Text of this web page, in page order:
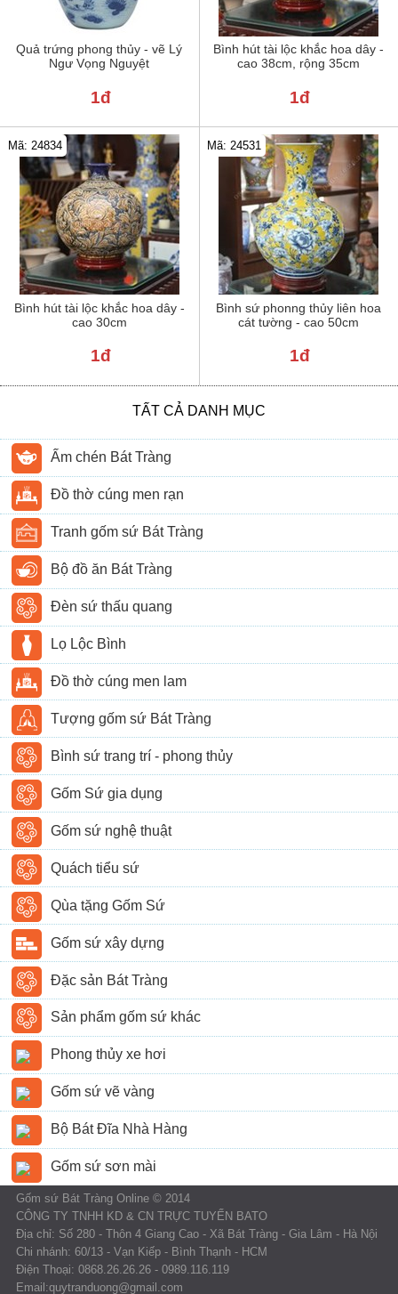
Quả trứng phong thủy - vẽ Lý
Ngư Vọng Nguyệt
1đ
Bình hút tài lộc khắc hoa dây -
cao 38cm, rộng 35cm
1đ
Bình hút tài lộc khắc hoa dây -
cao 30cm
Mã: 24834
1đ
Bình sứ phonng thủy liên hoa
cát tường - cao 50cm
Mã: 24531
1đ
TẤT CẢ DANH MỤC
Ấm chén Bát Tràng
Đồ thờ cúng men rạn
Tranh gốm sứ Bát Tràng
Bộ đồ ăn Bát Tràng
Đèn sứ thấu quang
Lọ Lộc Bình
Đồ thờ cúng men lam
Tượng gốm sứ Bát Tràng
Bình sứ trang trí - phong thủy
Gốm Sứ gia dụng
Gốm sứ nghệ thuật
Quách tiểu sứ
Qùa tặng Gốm Sứ
Gốm sứ xây dựng
Đặc sản Bát Tràng
Sản phẩm gốm sứ khác
Phong thủy xe hơi
Gốm sứ vẽ vàng
Bộ Bát Đĩa Nhà Hàng
Gốm sứ sơn mài
Gốm sứ Bát Tràng Online © 2014
CÔNG TY TNHH KD & CN TRỰC TUYẾN BATO
Địa chỉ: Số 280 - Thôn 4 Giang Cao - Xã Bát Tràng - Gia Lâm - Hà Nội
Chi nhánh: 60/13 - Vạn Kiếp - Bình Thạnh - HCM
Điện Thoại: 0868.26.26.26 - 0989.116.119
Email:quytranduong@gmail.com